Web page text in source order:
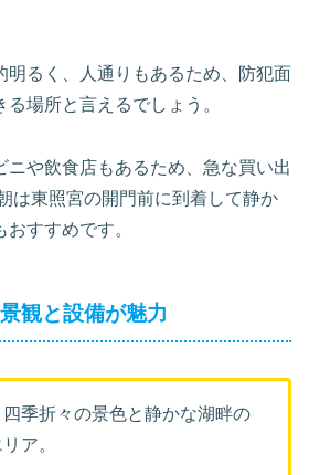
明るく、人通りもあるため、防犯面
場所と言えるでしょう。
ニや飲食店もあるため、急な買い出
は東照宮の開門前に到着して静か
すすめです。
観と設備が魅力
四季折々の景色と静かな湖畔の
ア。